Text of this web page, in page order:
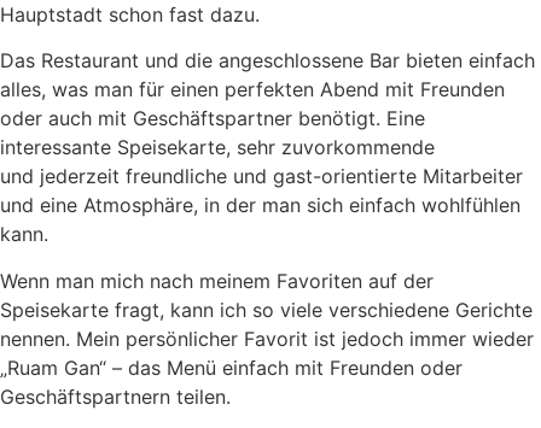
Hauptstadt schon fast dazu.
Das Restaurant und die angeschlossene Bar bieten einfach
alles, was man für einen perfekten Abend mit Freunden
oder auch mit Geschäftspartner benötigt. Eine
interessante Speisekarte, sehr zuvorkommende
und jederzeit freundliche und gast-orientierte Mitarbeiter
und eine Atmosphäre, in der man sich einfach wohlfühlen
kann.
Wenn man mich nach meinem Favoriten auf der
Speisekarte fragt, kann ich so viele verschiedene Gerichte
nennen. Mein persönlicher Favorit ist jedoch immer wieder
„Ruam Gan“ – das Menü einfach mit Freunden oder
Geschäftspartnern teilen.